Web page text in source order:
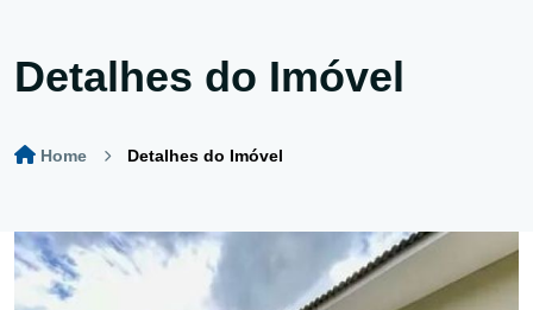
Detalhes do Imóvel
Home Detalhes do Imóvel